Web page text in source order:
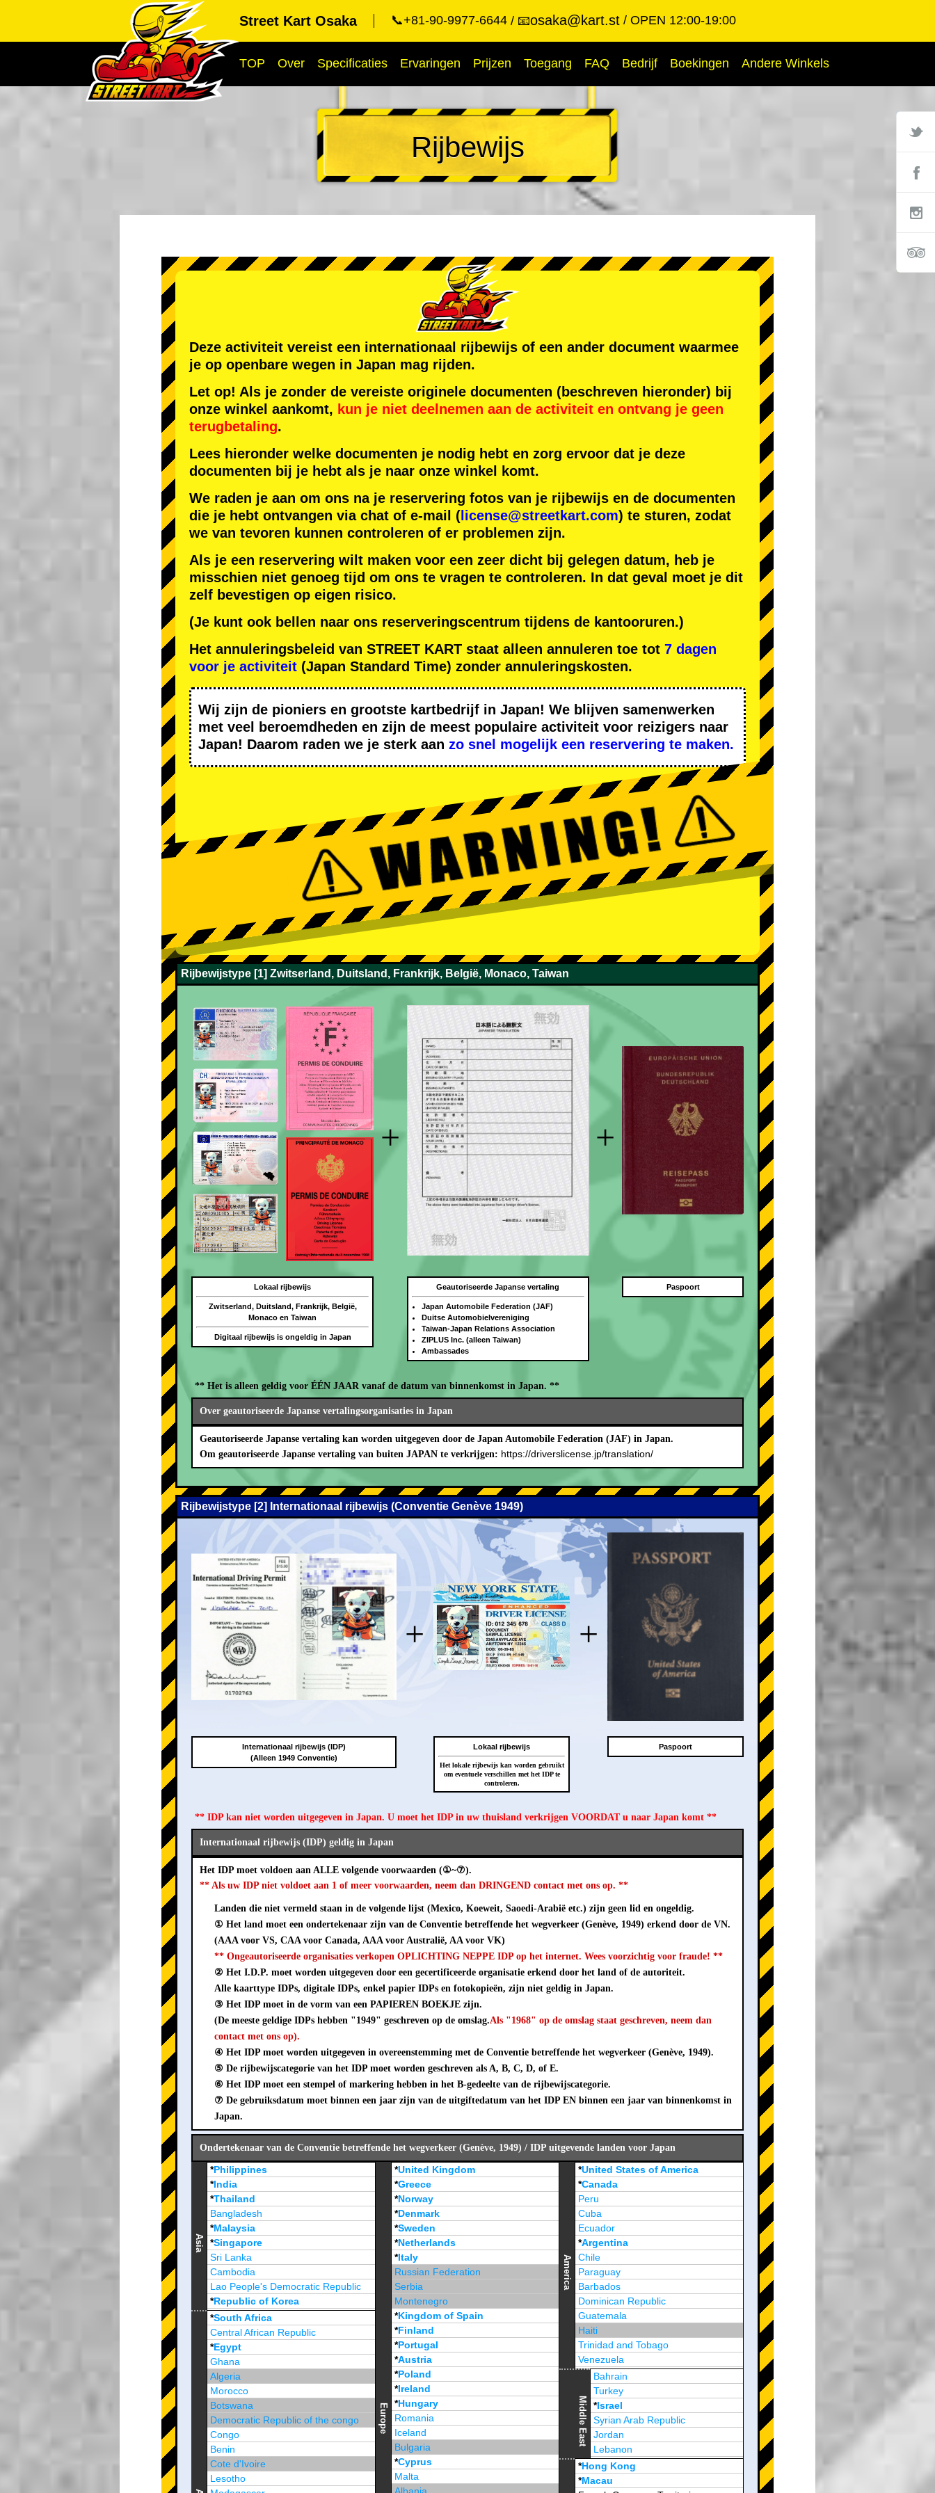
Street Kart Osaka 📞+81-90-9977-6644 📧osaka@kart.st OPEN 12:00-19:00
TOP Over Specificaties Ervaringen Prijzen Toegang FAQ Bedrijf Boekingen Andere Winkels
Rijbewijs
Deze activiteit vereist een internationaal rijbewijs of een ander document waarmee
je op openbare wegen in Japan mag rijden.
Let op! Als je zonder de vereiste originele documenten (beschreven hieronder) bij
onze winkel aankomt, kun je niet deelnemen aan de activiteit en ontvang je geen
terugbetaling.
Lees hieronder welke documenten je nodig hebt en zorg ervoor dat je deze
documenten bij je hebt als je naar onze winkel komt.
We raden je aan om ons na je reservering fotos van je rijbewijs en de documenten
die je hebt ontvangen via chat of e-mail ( license@streetkart.com) te sturen, zodat
we van tevoren kunnen controleren of er problemen zijn.
Als je een reservering wilt maken voor een zeer dicht bij gelegen datum, heb je
misschien niet genoeg tijd om ons te vragen te controleren. In dat geval moet je dit
zelf bevestigen op eigen risico.
(Je kunt ook bellen naar ons reserveringscentrum tijdens de kantooruren.)
Het annuleringsbeleid van STREET KART staat alleen annuleren toe tot 7 dagen
voor je activiteit (Japan Standard Time) zonder annuleringskosten.
Wij zijn de pioniers en grootste kartbedrijf in Japan! We blijven samenwerken
met veel beroemdheden en zijn de meest populaire activiteit voor reizigers naar
Japan! Daarom raden we je sterk aan zo snel mogelijk een reservering te maken.
Rijbewijstype [1] Zwitserland, Duitsland, Frankrijk, België, Monaco, Taiwan
+ +
Lokaal rijbewijs
Zwitserland, Duitsland, Frankrijk, België,
Monaco en Taiwan
Digitaal rijbewijs is ongeldig in Japan
Geautoriseerde Japanse vertaling
Japan Automobile Federation (JAF)
Duitse Automobielvereniging
Taiwan-Japan Relations Association
ZIPLUS Inc. (alleen Taiwan)
Ambassades
Paspoort
** Het is alleen geldig voor ÉÉN JAAR vanaf de datum van binnenkomst in Japan. **
Over geautoriseerde Japanse vertalingsorganisaties in Japan
Geautoriseerde Japanse vertaling kan worden uitgegeven door de Japan Automobile Federation (JAF) in Japan.
Om geautoriseerde Japanse vertaling van buiten JAPAN te verkrijgen: https://driverslicense.jp/translation/
Rijbewijstype [2] Internationaal rijbewijs (Conventie Genève 1949)
+ +
Internationaal rijbewijs (IDP)
(Alleen 1949 Conventie)
Lokaal rijbewijs
Het lokale rijbewijs kan worden gebruikt
om eventuele verschillen met het IDP te
controleren.
Paspoort
** IDP kan niet worden uitgegeven in Japan. U moet het IDP in uw thuisland verkrijgen VOORDAT u naar Japan komt **
Internationaal rijbewijs (IDP) geldig in Japan
Het IDP moet voldoen aan ALLE volgende voorwaarden (①~⑦).
** Als uw IDP niet voldoet aan 1 of meer voorwaarden, neem dan DRINGEND contact met ons op. **
Landen die niet vermeld staan in de volgende lijst (Mexico, Koeweit, Saoedi-Arabië etc.) zijn geen lid en ongeldig.
① Het land moet een ondertekenaar zijn van de Conventie betreffende het wegverkeer (Genève, 1949) erkend door de VN.
(AAA voor VS, CAA voor Canada, AAA voor Australië, AA voor VK)
** Ongeautoriseerde organisaties verkopen OPLICHTING NEPPE IDP op het internet. Wees voorzichtig voor fraude! **
② Het I.D.P. moet worden uitgegeven door een gecertificeerde organisatie erkend door het land of de autoriteit.
Alle kaarttype IDPs, digitale IDPs, enkel papier IDPs en fotokopieën, zijn niet geldig in Japan.
③ Het IDP moet in de vorm van een PAPIEREN BOEKJE zijn.
(De meeste geldige IDPs hebben "1949" geschreven op de omslag.Als "1968" op de omslag staat geschreven, neem dan
contact met ons op).
④ Het IDP moet worden uitgegeven in overeenstemming met de Conventie betreffende het wegverkeer (Genève, 1949).
⑤ De rijbewijscategorie van het IDP moet worden geschreven als A, B, C, D, of E.
⑥ Het IDP moet een stempel of markering hebben in het B-gedeelte van de rijbewijscategorie.
⑦ De gebruiksdatum moet binnen een jaar zijn van de uitgiftedatum van het IDP EN binnen een jaar van binnenkomst in
Japan.
Ondertekenaar van de Conventie betreffende het wegverkeer (Genève, 1949) / IDP uitgevende landen voor Japan
Asia
*Philippines
*India
*Thailand
Bangladesh
*Malaysia
*Singapore
Sri Lanka
Cambodia
Lao People's Democratic Republic
*Republic of Korea
Brunei Darussalam
*South Africa
Central African Republic
*Egypt
Ghana
Algeria
Morocco
Botswana
Democratic Republic of the congo
Congo
Benin
Cote d'Ivoire
Lesotho
Europe
*United Kingdom
*Greece
*Norway
*Denmark
*Sweden
*Netherlands
*Italy
Russian Federation
Serbia
Montenegro
*Kingdom of Spain
*Finland
*Portugal
*Austria
*Poland
*Ireland
*Hungary
Romania
Iceland
Bulgaria
*Cyprus
Malta
America
*United States of America
*Canada
Peru
Cuba
Ecuador
*Argentina
Chile
Paraguay
Barbados
Dominican Republic
Guatemala
Haiti
Trinidad and Tobago
Venezuela
Jamaica
Middle East
Bahrain
Turkey
*Israel
Syrian Arab Republic
Jordan
Lebanon
*United Arab Emirates
*Hong Kong
*Macau